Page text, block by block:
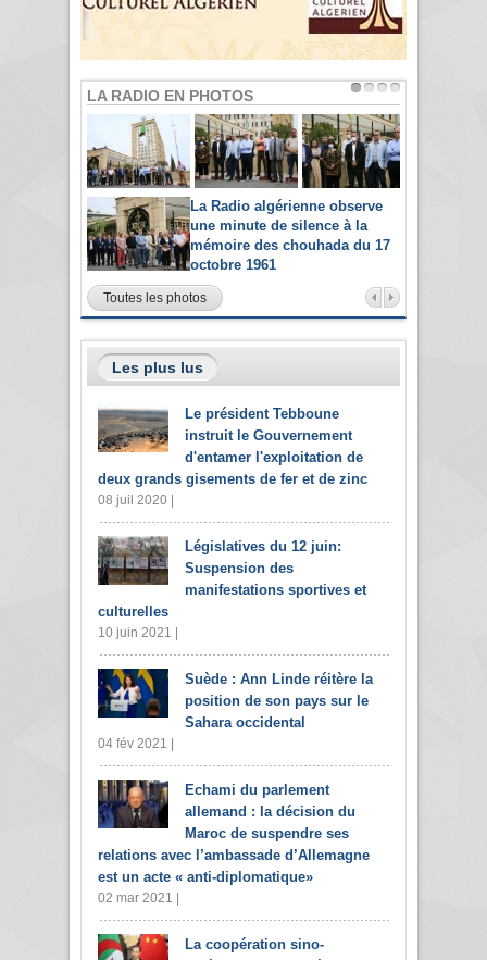
LA RADIO EN PHOTOS
La Radio algérienne observe
une minute de silence à la
mémoire des chouhada du 17
octobre 1961
Toutes les photos
Les plus lus
Le président Tebboune
instruit le Gouvernement
d'entamer l'exploitation de
deux grands gisements de fer et de zinc
08 juil 2020 |
Législatives du 12 juin:
Suspension des
manifestations sportives et
culturelles
10 juin 2021 |
Suède : Ann Linde réitère la
position de son pays sur le
Sahara occidental
04 fév 2021 |
Echami du parlement
allemand : la décision du
Maroc de suspendre ses
relations avec l’ambassade d’Allemagne
est un acte « anti-diplomatique»
02 mar 2021 |
La coopération sino-